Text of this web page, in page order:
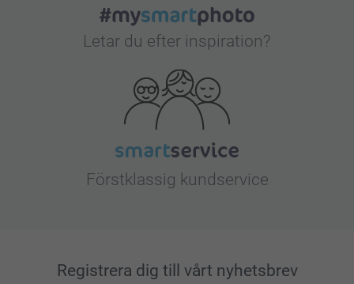
Letar du efter inspiration?
Förstklassig kundservice
Registrera dig till vårt nyhetsbrev